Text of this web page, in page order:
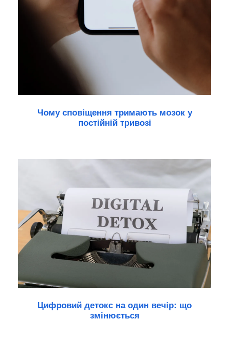
Чому сповіщення тримають мозок у
постійній тривозі
Цифровий детокс на один вечір: що
змінюється